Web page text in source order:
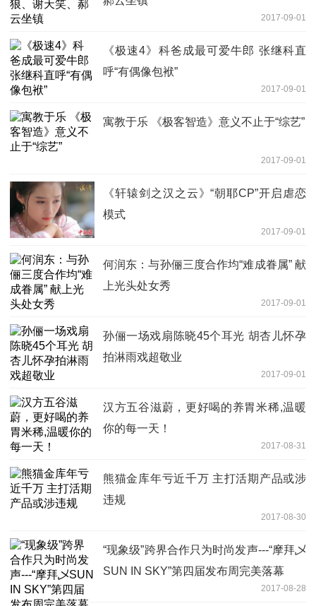
2017-09-01
《极速4》科爸成最可爱牛郎 张继科直
呼“有偶像包袱”
2017-09-01
寓教于乐 《极客智造》意义不止于“综艺”
2017-09-01
《轩辕剑之汉之云》“朝耶CP”开启虐恋
模式
2017-09-01
何润东：与孙俪三度合作均“难成眷属” 献
上光头处女秀
2017-09-01
孙俪一场戏扇陈晓45个耳光 胡杏儿怀孕
拍淋雨戏超敬业
2017-09-01
汉方五谷滋蔚，更好喝的养胃米稀,温暖
你的每一天！
2017-08-31
熊猫金库年亏近千万 主打活期产品或涉
违规
2017-08-30
“现象级”跨界合作只为时尚发声---“摩拜乄
SUN IN SKY”第四届发布周完美落幕
2017-08-28